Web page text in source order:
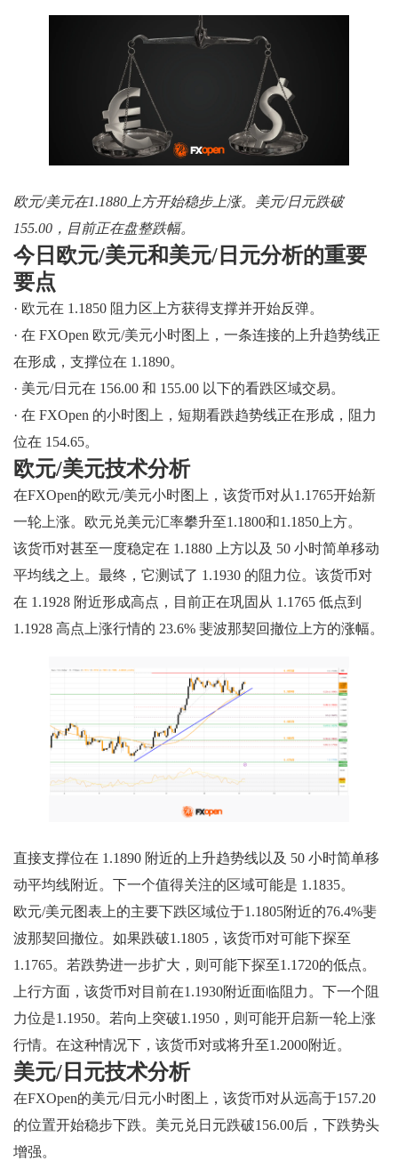
欧元/美元在1.1880上方开始稳步上涨。美元/日元跌破
155.00，目前正在盘整跌幅。
今日欧元/美元和美元/日元分析的重要
要点
· 欧元在 1.1850 阻力区上方获得支撑并开始反弹。
· 在 FXOpen 欧元/美元小时图上，一条连接的上升趋势线正
在形成，支撑位在 1.1890。
· 美元/日元在 156.00 和 155.00 以下的看跌区域交易。
· 在 FXOpen 的小时图上，短期看跌趋势线正在形成，阻力
位在 154.65。
欧元/美元技术分析
在FXOpen的欧元/美元小时图上，该货币对从1.1765开始新
一轮上涨。欧元兑美元汇率攀升至1.1800和1.1850上方。
该货币对甚至一度稳定在 1.1880 上方以及 50 小时简单移动
平均线之上。最终，它测试了 1.1930 的阻力位。该货币对
在 1.1928 附近形成高点，目前正在巩固从 1.1765 低点到
1.1928 高点上涨行情的 23.6% 斐波那契回撤位上方的涨幅。
直接支撑位在 1.1890 附近的上升趋势线以及 50 小时简单移
动平均线附近。下一个值得关注的区域可能是 1.1835。
欧元/美元图表上的主要下跌区域位于1.1805附近的76.4%斐
波那契回撤位。如果跌破1.1805，该货币对可能下探至
1.1765。若跌势进一步扩大，则可能下探至1.1720的低点。
上行方面，该货币对目前在1.1930附近面临阻力。下一个阻
力位是1.1950。若向上突破1.1950，则可能开启新一轮上涨
行情。在这种情况下，该货币对或将升至1.2000附近。
美元/日元技术分析
在FXOpen的美元/日元小时图上，该货币对从远高于157.20
的位置开始稳步下跌。美元兑日元跌破156.00后，下跌势头
增强。